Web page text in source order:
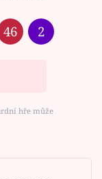
46 2
hře může